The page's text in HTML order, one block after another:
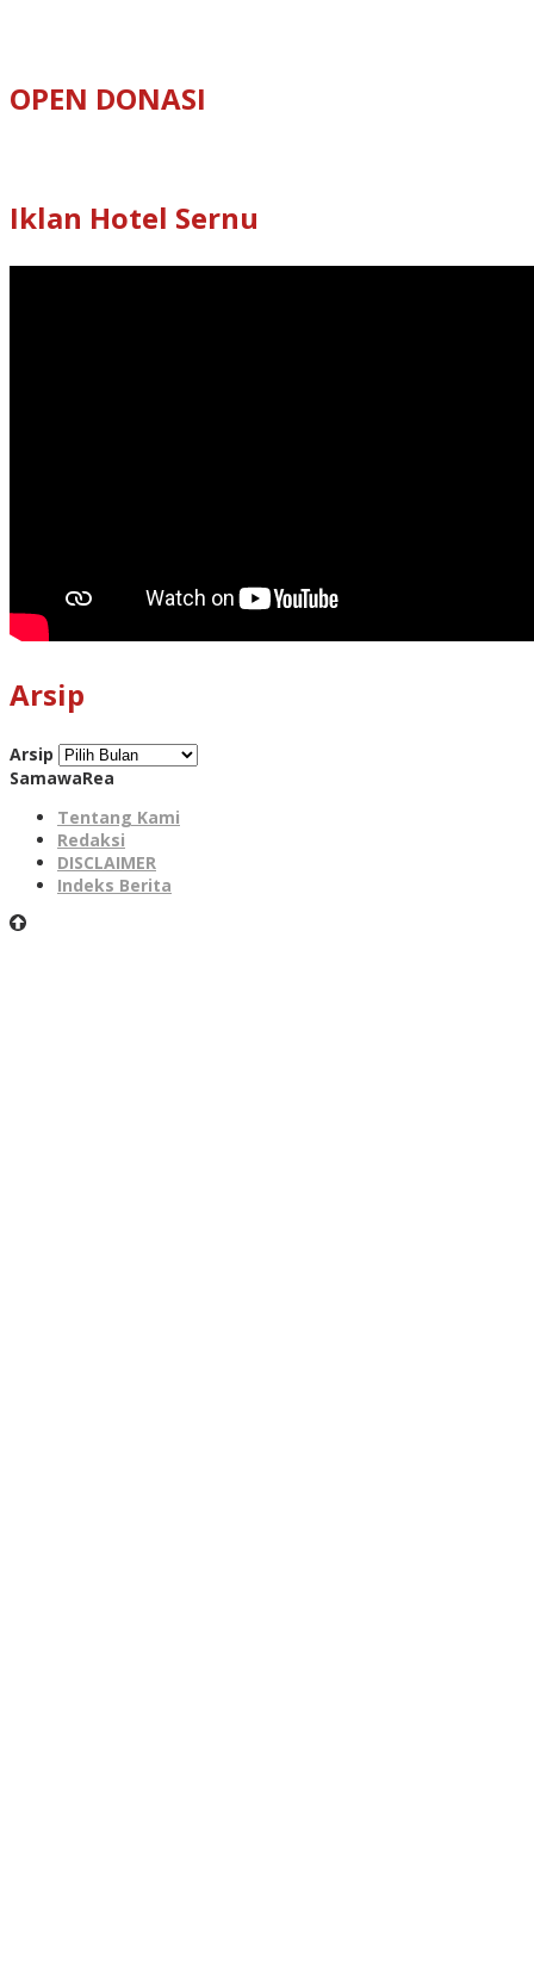
OPEN DONASI
Iklan Hotel Sernu
Arsip
Arsip
SamawaRea
Tentang Kami
Redaksi
DISCLAIMER
Indeks Berita